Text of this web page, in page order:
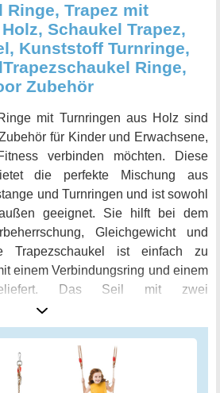
Ringe, Trapez mit
Schaukel Trapez,
Kunststoff Turnringe,
Ringe,
Zubehör
mit Turnringen aus Holz sind
für Kinder und Erwachsene,
verbinden möchten. Diese
die perfekte Mischung aus
und Turnringen und ist sowohl
geeignet. Sie hilft bei dem
Gleichgewicht und
Trapezschaukel ist einfach zu
einem Verbindungsring und einem
geliefert. Das Seil mit zwei
macht die Installation bequemer.
der solide Ring und die Kette
Schaukel viele Jahre für Sie und
werden kann. Die Trapezschaukel
hochwertigem Material: 2